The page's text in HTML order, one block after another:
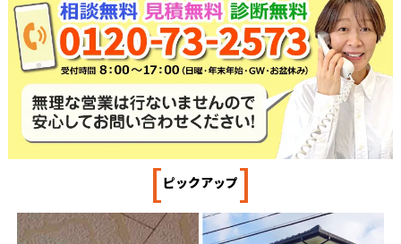
[ピックアップ]